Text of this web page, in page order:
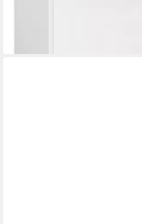
lieferbar - in 2-3 Werktagen